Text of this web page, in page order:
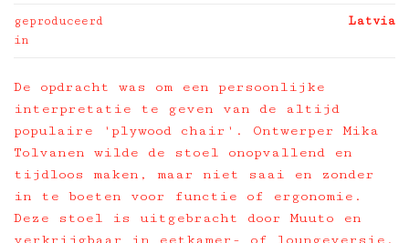
geproduceerd
in
Latvia
De opdracht was om een persoonlijke
interpretatie te geven van de altijd
populaire 'plywood chair'. Ontwerper Mika
Tolvanen wilde de stoel onopvallend en
tijdloos maken, maar niet saai en zonder
in te boeten voor functie of ergonomie.
Deze stoel is uitgebracht door Muuto en
verkrijgbaar in eetkamer- of loungeversie.